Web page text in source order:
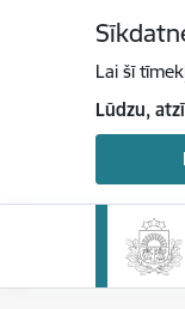
Lai šī
Lūdzu,